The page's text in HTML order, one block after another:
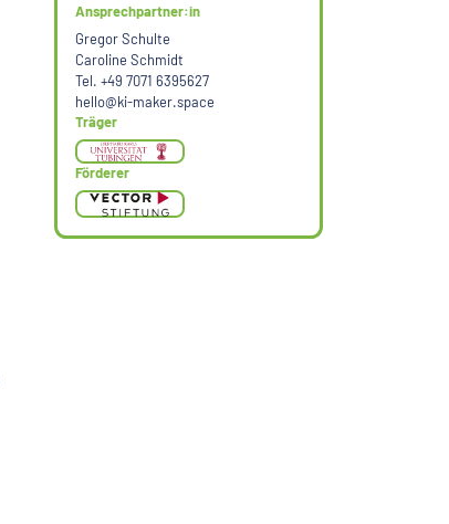
Ansprechpartner:in
Gregor Schulte
Caroline Schmidt
Tel. +49 7071 6395627
hello@ki-maker.space
Träger
Förderer